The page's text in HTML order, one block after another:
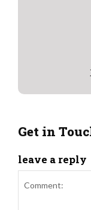
Get in
leave a reply